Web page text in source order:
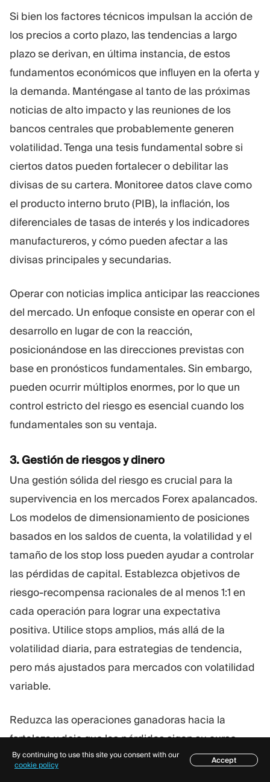
Si bien los factores técnicos impulsan la acción de
los precios a corto plazo, las tendencias a largo
plazo se derivan, en última instancia, de estos
fundamentos económicos que influyen en la oferta y
la demanda. Manténgase al tanto de las próximas
noticias de alto impacto y las reuniones de los
bancos centrales que probablemente generen
volatilidad. Tenga una tesis fundamental sobre si
ciertos datos pueden fortalecer o debilitar las
divisas de su cartera. Monitoree datos clave como
el producto interno bruto (PIB), la inflación, los
diferenciales de tasas de interés y los indicadores
manufactureros, y cómo pueden afectar a las
divisas principales y secundarias.
Operar con noticias implica anticipar las reacciones
del mercado. Un enfoque consiste en operar con el
desarrollo en lugar de con la reacción,
posicionándose en las direcciones previstas con
base en pronósticos fundamentales. Sin embargo,
pueden ocurrir múltiplos enormes, por lo que un
control estricto del riesgo es esencial cuando los
fundamentales son su ventaja.
3. Gestión de riesgos y dinero
Una gestión sólida del riesgo es crucial para la
supervivencia en los mercados Forex apalancados.
Los modelos de dimensionamiento de posiciones
basados en los saldos de cuenta, la volatilidad y el
tamaño de los stop loss pueden ayudar a controlar
las pérdidas de capital. Establezca objetivos de
riesgo-recompensa racionales de al menos 1:1 en
cada operación para lograr una expectativa
positiva. Utilice stops amplios, más allá de la
volatilidad diaria, para estrategias de tendencia,
pero más ajustados para mercados con volatilidad
variable.
Reduzca las operaciones ganadoras hacia la
fortaleza y deje que las pérdidas sigan su curso.
Cierre las posiciones ganadoras prematuramente si
Índice
By continuing to use this site you consent with our
cookie policy
Accept